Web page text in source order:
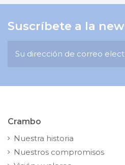
Suscríbete a la
Crambo
Nuestra historia
Nuestros compromisos